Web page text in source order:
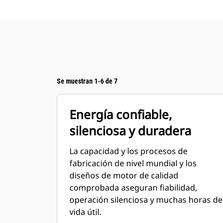
Se muestran 1-6 de 7
Energía confiable,
silenciosa y duradera
La capacidad y los procesos de
fabricación de nivel mundial y los
diseños de motor de calidad
comprobada aseguran fiabilidad,
operación silenciosa y muchas horas de
vida útil.